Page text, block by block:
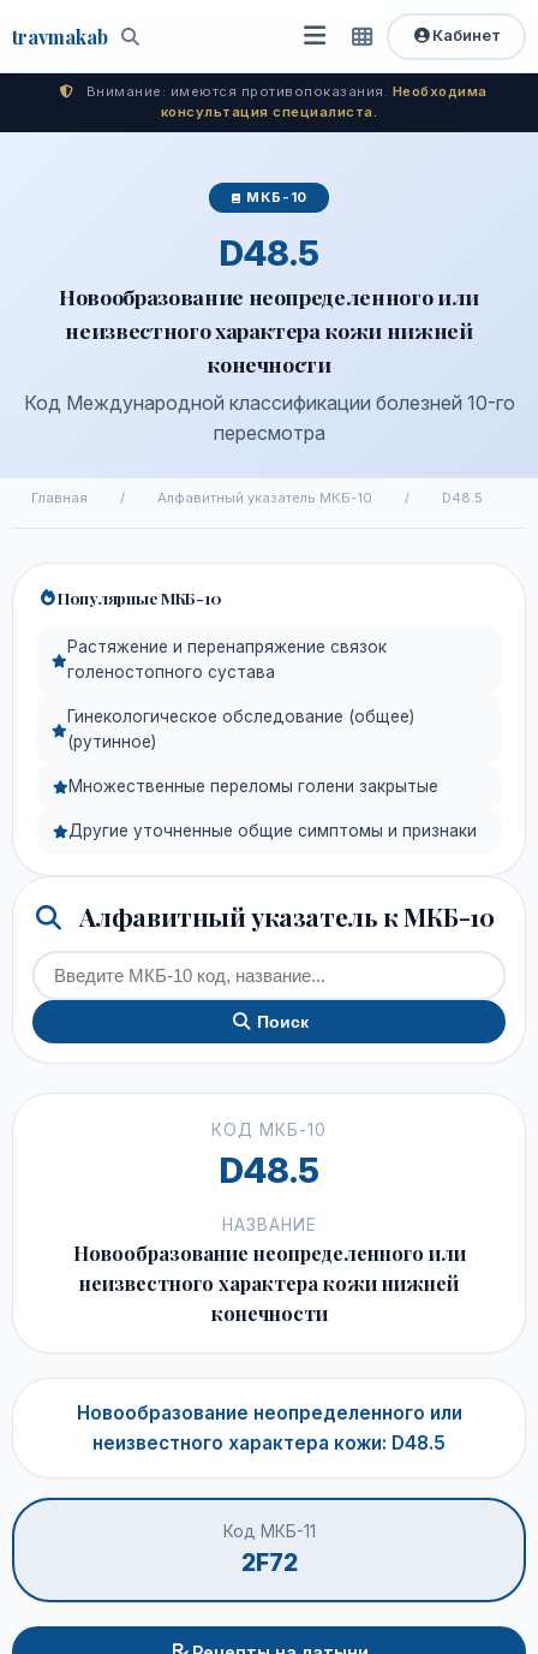
travmakab Поиск
Открыть
меню
Быстрый
доступ
Кабинет
Внимание: имеются противопоказания. Необходима
консультация специалиста.
МКБ-10
D48.5
Новообразование неопределенного или
неизвестного характера кожи нижней
конечности
Код Международной классификации болезней 10-го
пересмотра
Главная / Алфавитный указатель МКБ-10 / D48.5
Популярные МКБ-10
Растяжение и перенапряжение связок
голеностопного сустава
Гинекологическое обследование (общее)
(рутинное)
Множественные переломы голени закрытые
Другие уточненные общие симптомы и признаки
Алфавитный указатель к МКБ-10
Поиск
КОД МКБ-10
D48.5
НАЗВАНИЕ
Новообразование неопределенного или
неизвестного характера кожи нижней
конечности
Новообразование неопределенного или
неизвестного характера кожи: D48.5
Код МКБ-11
2F72